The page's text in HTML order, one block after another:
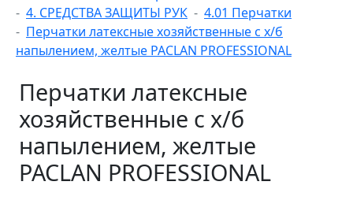
4. СРЕДСТВА ЗАЩИТЫ РУК
4.01 Перчатки
Перчатки латексные хозяйственные с х/б
напылением, желтые PACLAN PROFESSIONAL
Перчатки латексные
хозяйственные с х/б
напылением, желтые
PACLAN PROFESSIONAL